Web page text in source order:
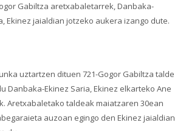
Gabiltza aretxabaletarrek, Danbaka-
Ekinez jaialdian jotzeko aukera izango dute.
uztartzen dituen 721-Gogor Gabiltza talde
Danbaka-Ekinez Saria, Ekinez elkarteko Ane
Aretxabaletako taldeak maiatzaren 30ean
auzoan egingo den Ekinez jaialdian